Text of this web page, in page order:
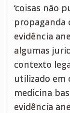
‘coisas não
propaganda
evidência
algumas
contexto
utilizado em
medicina
evidência